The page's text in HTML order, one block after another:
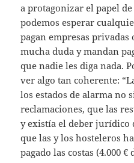
a protagonizar el papel
podemos esperar
pagan empresas
mucha duda y mandan
que nadie les diga nada.
ver algo tan coherente:
los estados de alarma no
reclamaciones, que las
y existía el deber jurídico
que las y los hosteleros
pagado las costas (4.000